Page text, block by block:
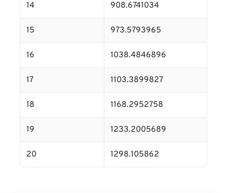
14 908.6741034
15 973.5793965
16 1038.4846896
17 1103.3899827
18 1168.2952758
19 1233.2005689
20 1298.105862